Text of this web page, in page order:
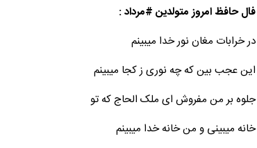
فال حافظ امروز متولدین #مرداد :
در خرابات مغان نور خدا می​بینم
این عجب بین که چه نوری ز کجا می​بینم
جلوه بر من مفروش ای ملک الحاج که تو
خانه می​بینی و من خانه خدا می​بینم